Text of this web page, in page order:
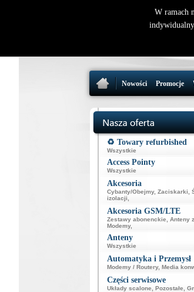
Nowości Promocje
♻️ Towary refurbished
Wszystkie
Access Pointy
Wszystkie
Akcesoria
Cybanty/Obejmy, Zaciskarki
izolacji
Akcesoria GSM/LTE
Zestawy abonenckie Anteny
Modemy,
Anteny
Wszystkie
Automatyka i Przemysł
Modemy / Routery, Media
Części serwisowe
Układy scalone Pozostałe
W ramach